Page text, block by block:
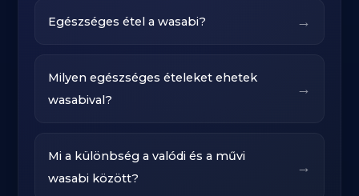
Egészséges étel a wasabi? →
Milyen egészséges ételeket ehetek
wasabival?
→
Mi a különbség a valódi és a művi
wasabi között?
→